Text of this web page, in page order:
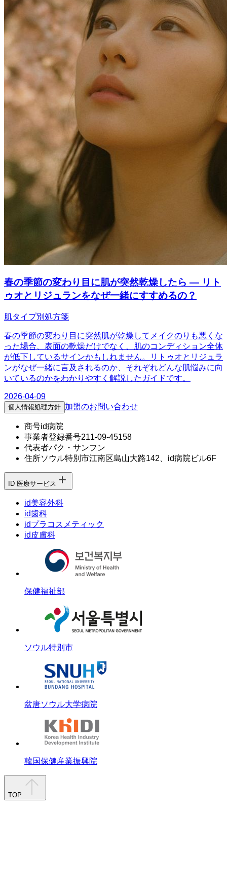
春の季節の変わり目に肌が突然乾燥したら — リト
ゥオとリジュランをなぜ一緒にすすめるの？
肌タイプ別処方箋
春の季節の変わり目に突然肌が乾燥してメイクのりも悪くな
った場合、表面の乾燥だけでなく、肌のコンディション全体
が低下しているサインかもしれません。リトゥオとリジュラ
ンがなぜ一緒に言及されるのか、それぞれどんな肌悩みに向
いているのかをわかりやすく解説したガイドです。
2026-04-09
個人情報処理方針 加盟のお問い合わせ
商号id病院
事業者登録番号211-09-45158
代表者パク・サンフン
住所ソウル特別市江南区島山大路142、id病院ビル6F
ID 医療サービス
id美容外科
id歯科
idプラコスメティック
id皮膚科
保健福祉部
ソウル特別市
盆唐ソウル大学病院
韓国保健産業振興院
TOP